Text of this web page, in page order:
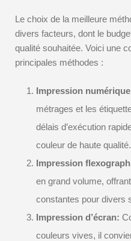
Le choix de la meilleure
divers facteurs, dont le
qualité souhaitée. Voici une
principales méthodes :
Impression
métrages et les
délais d’exécution
couleur de haute qualité.
Impression
en grand volume,
constantes pour divers
Impression d’écran:
couleurs vives, il